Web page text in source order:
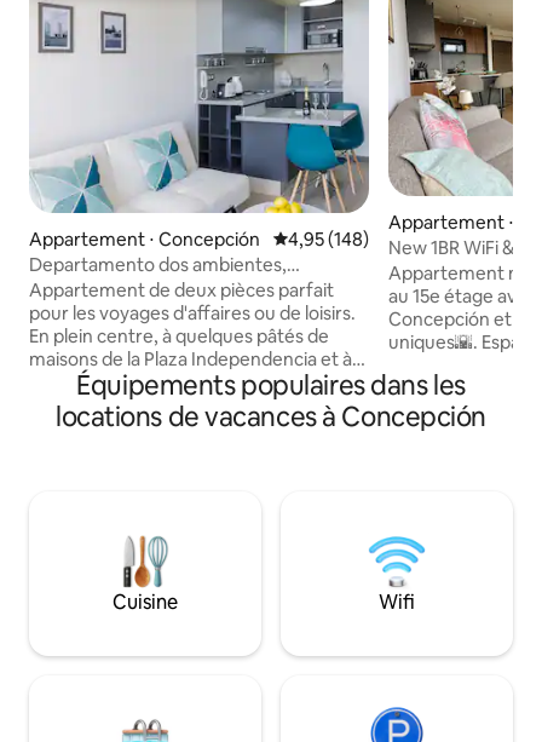
Appartement ⋅ Concepción Évaluation moyenne sur la
4,95 (148)
Departamento dos ambientes,
arrivée/départ flexible.
Appartement de deux pièces parfait
pour les voyages d'affaires ou de loisirs.
En plein centre, à quelques pâtés de
maisons de la Plaza Independencia et à
un du Parque Ecuador, entouré d'un
large éventail de services, de
supermarchés et de gastronomie. Avec
sèche-cheveux, d'un fer à repasser, du
WiFi et d'une Smart TV pour connecter
vos plateformes numériques. Pas de
stationnement disponible.
Appartement ⋅
New 1BR WiFi &
Concepción
Appartement
au 15e étage
Concepción et
uniques🌇.
travailler ou pour
Comprend un
cuisine
restaurants et
commun🚍.
à partir de 2 nuits
Équipements populaires dans les
locations de vacances à Concepción
Cuisine Wifi